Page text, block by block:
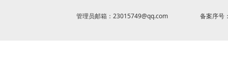
管理员邮箱：23015749@qq.com 备案序号